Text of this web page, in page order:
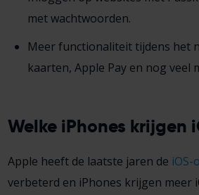
met wachtwoorden.
Meer functionaliteit tijdens het
kaarten, Apple Pay en nog veel
Welke iPhones krijgen
Apple heeft de laatste jaren de
verbeterd en iPhones krijgen meer